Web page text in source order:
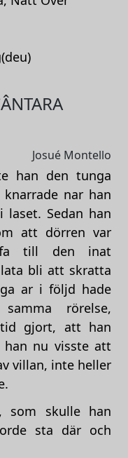
Josué Montello
han den tunga
nar han
Sedan han
att dörren var
till den inat
bli att skratta
ar i följd hade
rörelse,
gjort, att han
nu visste att
villan, inte heller
som skulle han
sta där och